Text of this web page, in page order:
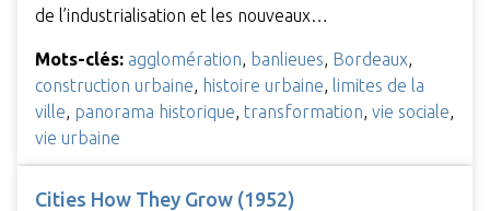
de l’industrialisation et les nouveaux…
Mots-clés: agglomération banlieues Bordeaux
construction urbaine
histoire urbaine
limites de la
ville panorama historique transformation vie sociale
vie urbaine
Cities How They Grow (1952)